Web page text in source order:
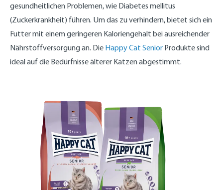
gesundheitlichen Problemen, wie Diabetes mellitus
(Zuckerkrankheit) führen. Um das zu verhindern, bietet sich ein
Futter mit einem geringeren Kaloriengehalt bei ausreichender
Nährstoffversorgung an. Die Happy Cat Senior Produkte sind
ideal auf die Bedürfnisse älterer Katzen abgestimmt.